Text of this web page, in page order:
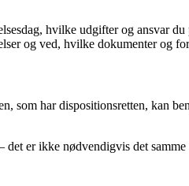
hvilke udgifter og ansvar
og ved, hvilke dokumenter og
som har dispositionsretten, kan
er ikke nødvendigvis det samme